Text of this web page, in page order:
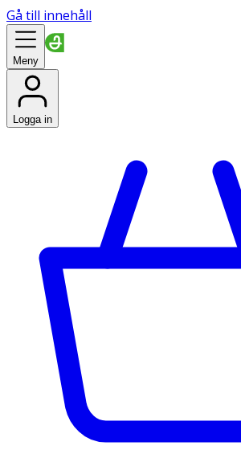
Gå till innehåll
Meny
Logga in